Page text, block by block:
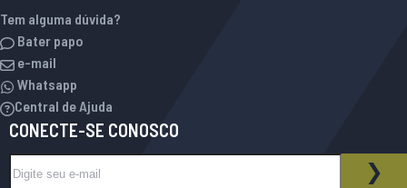
Tem alguma dúvida?
Bater papo
e-mail
Whatsapp
Central de Ajuda
CONECTE-SE CONOSCO
BOLETIM INFORMATIVO